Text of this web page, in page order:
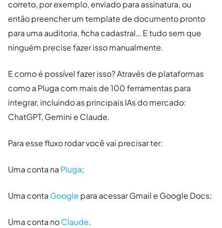
correto, por exemplo, enviado para assinatura, ou
então preencher um template de documento pronto
para uma auditoria, ficha cadastral… E tudo sem que
ninguém precise fazer isso manualmente.
E como é possível fazer isso? Através de plataformas
como a Pluga com mais de 100 ferramentas para
integrar, incluindo as principais IAs do mercado:
ChatGPT, Gemini e Claude.
Para esse fluxo rodar você vai precisar ter:
Uma conta na Pluga;
Uma conta Google para acessar Gmail e Google Docs;
Uma conta noClaude.